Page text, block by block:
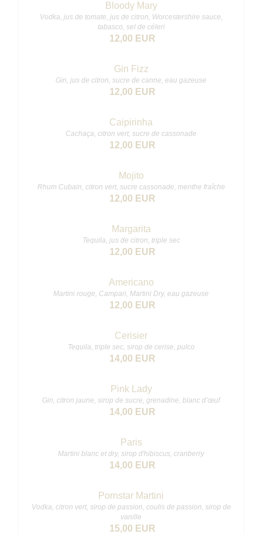
Bloody Mary
Vodka, jus de tomate, jus de citron, Worcestershire sauce,
tabasco, sel de céleri
12,00 EUR
Gin Fizz
Gin, jus de citron, sucre de canne, eau gazeuse
12,00 EUR
Caipirinha
Cachaça, citron vert, sucre de cassonade
12,00 EUR
Mojito
Rhum Cubain, citron vert, sucre cassonade, menthe fraîche
12,00 EUR
Margarita
Tequila, jus de citron, triple sec
12,00 EUR
Americano
Martini rouge, Campari, Martini Dry, eau gazeuse
12,00 EUR
Cerisier
Tequila, triple sec, sirop de cerise, pulco
14,00 EUR
Pink Lady
Gin, citron jaune, sirop de sucre, grenadine, blanc d’œuf
14,00 EUR
Paris
Martini blanc et dry, sirop d'hibiscus, cranberry
14,00 EUR
Pornstar Martini
Vodka, citron vert, sirop de passion, coulis de passion, sirop de
vanille
15,00 EUR